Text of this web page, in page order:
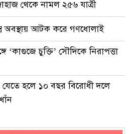
থেকে নামল ২৫৬ যাত্রী
অবস্থায় আটক করে গণধোলাই
‘কাগুজে চুক্তি’ সৌদিকে নিরাপত্তা
যেতে হলে ১০ বছর বিরোধী দলে